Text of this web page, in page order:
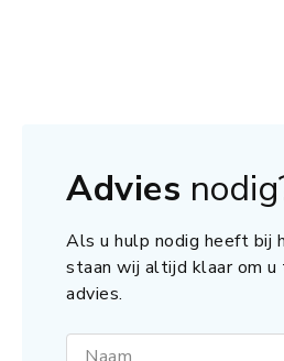
Advies
Als u hulp nodig heeft bij
staan wij altijd klaar om u
advies.
Naam